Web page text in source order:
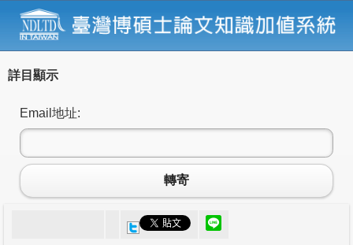
詳目顯示
Email地址:
轉寄